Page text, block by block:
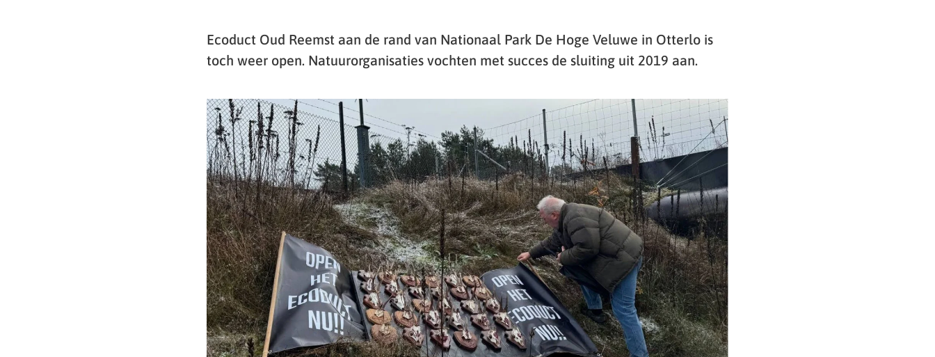
Ecoduct Oud Reemst aan de rand van Nationaal Park De Hoge Veluwe in Otterlo is
toch weer open. Natuurorganisaties vochten met succes de sluiting uit 2019 aan.